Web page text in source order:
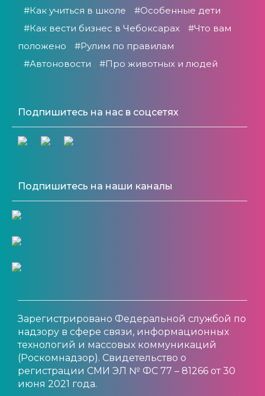
#Как учиться в школе
#Особенные дети
#Как вести бизнес в Чебоксарах
#Что вам
положено
#Рулим по правилам
#Автоновости
#Про животных и людей
Подпишитесь на нас в соцсетях
Подпишитесь на наши каналы
Зарегистрировано Федеральной службой по
надзору в сфере связи, информационных
технологий и массовых коммуникаций
(Роскомнадзор). Свидетельство о
регистрации СМИ ЭЛ № ФС 77 – 81266 от 30
июня 2021 года.